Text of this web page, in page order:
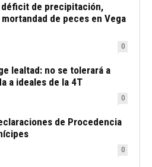
de precipitación,
de peces en Vega
0
lealtad: no se tolerará a
a ideales de la 4T
0
de Procedencia
0